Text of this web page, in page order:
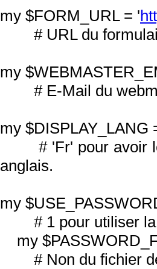
my $FORM_URL = '
# URL du
my
# E-Mail du
my $DISPLAY_LANG
# 'Fr' pour avoir
anglais.
my
# 1 pour utiliser la
my
# Non du fichier